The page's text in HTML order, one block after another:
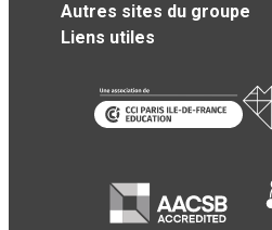
Autres sites du groupe
Liens utiles